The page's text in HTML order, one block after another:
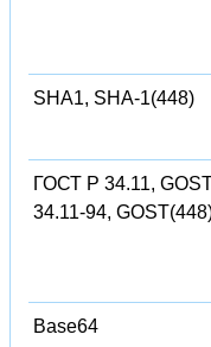
SHA1, SHA-1(448)
ГОСТ Р 34.11,
34.11-94,
Base64